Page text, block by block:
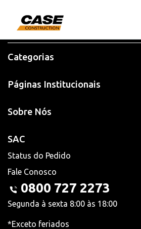
Categorias
Páginas Institucionais
Sobre Nós
SAC
Status do Pedido
Fale Conosco
0800 727 2273
Segunda à sexta 8:00 às 18:00
*Exceto feriados